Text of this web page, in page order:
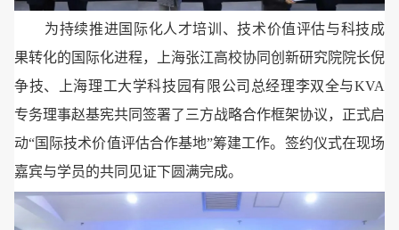
为持续推进国际化人才培训、技术价值评估与科技成
果转化的国际化进程，上海张江高校协同创新研究院院长倪
争技、上海理工大学科技园有限公司总经理李双全与KVA
专务理事赵基宪共同签署了三方战略合作框架协议，正式启
动“国际技术价值评估合作基地”筹建工作。签约仪式在现场
嘉宾与学员的共同见证下圆满完成。